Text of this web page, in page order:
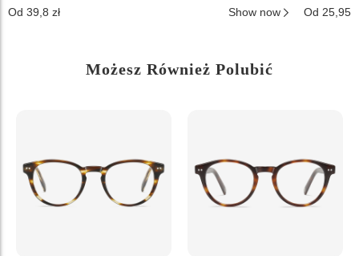
Od 39,8 zł
Show now
Od 25,95
Możesz Również Polubić